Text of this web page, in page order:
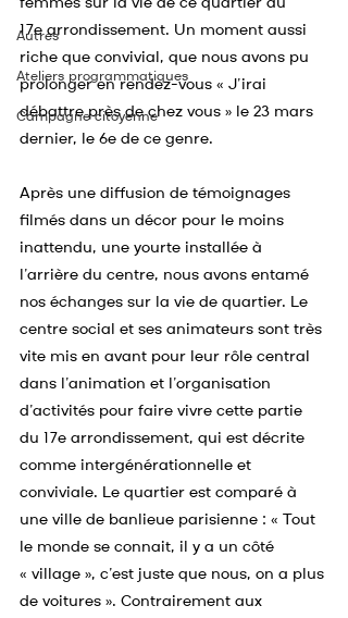
Autres
Ateliers programmatiques
Campagne citoyenne
17e arrondissement. Un moment aussi
riche que convivial, que nous avons pu
prolonger en rendez-vous « J’irai
débattre près de chez vous » le 23 mars
dernier, le 6e de ce genre.
Après une diffusion de témoignages
filmés dans un décor pour le moins
inattendu, une yourte installée à
l’arrière du centre, nous avons entamé
nos échanges sur la vie de quartier. Le
centre social et ses animateurs sont très
vite mis en avant pour leur rôle central
dans l’animation et l’organisation
d’activités pour faire vivre cette partie
du 17e arrondissement, qui est décrite
comme intergénérationnelle et
conviviale. Le quartier est comparé à
une ville de banlieue parisienne : « Tout
le monde se connait, il y a un côté
« village », c’est juste que nous, on a plus
de voitures ». Contrairement aux